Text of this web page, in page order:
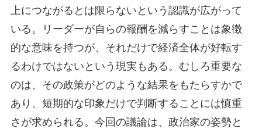
上につながるとは限らないという認識が広がって
いる。リーダーが自らの報酬を減らすことは象徴
的な意味を持つが、それだけで経済全体が好転す
るわけではないという現実もある。むしろ重要な
のは、その政策がどのような結果をもたらすかで
あり、短期的な印象だけで判断することには慎重
さが求められる。今回の議論は、政治家の姿勢と